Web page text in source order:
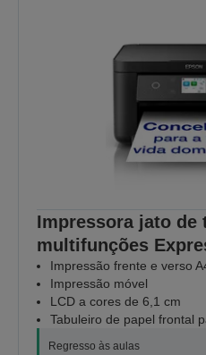
Impressora jato de
multifunções
Impressão frente e verso
Impressão móvel
LCD a cores de 6,1 cm
Tabuleiro de papel frontal
Regresso às aulas